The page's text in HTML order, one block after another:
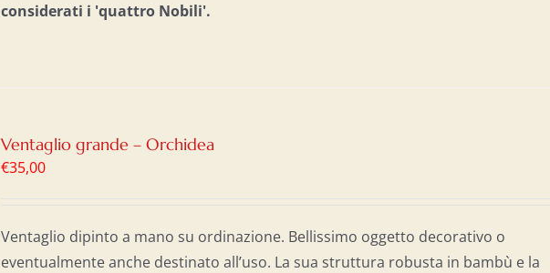
considerati i 'quattro Nobili'.
Ventaglio grande – Orchidea
€35,00
Ventaglio dipinto a mano su ordinazione. Bellissimo oggetto decorativo o
eventualmente anche destinato all’uso. La sua struttura robusta in bambù e la